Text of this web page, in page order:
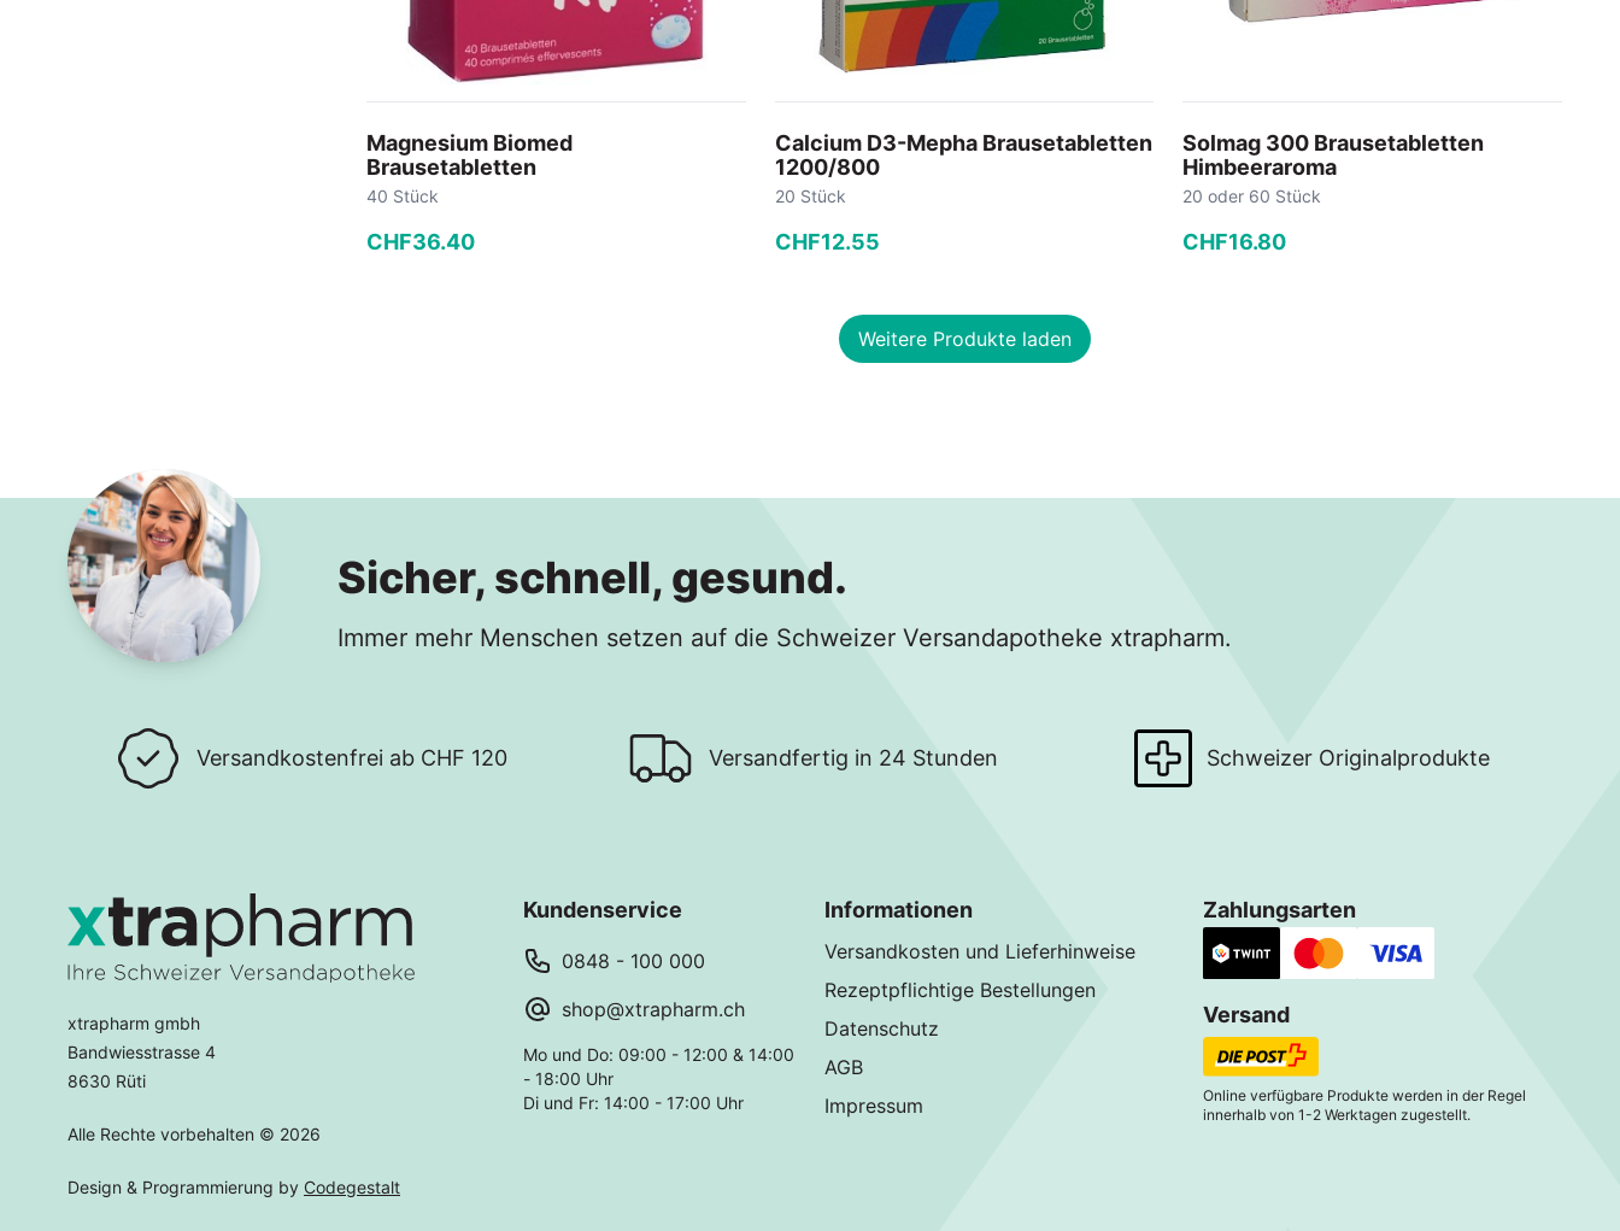
Magnesium Biomed
Brausetabletten
40 Stück
CHF36.40
Calcium D3-Mepha Brausetabletten
1200/800
20 Stück
CHF12.55
In den Warenkorb
Solmag 300 Brausetabletten
Himbeeraroma
20 oder 60 Stück
CHF16.80
Weitere Produkte laden
Sicher, schnell, gesund.
Immer mehr Menschen setzen auf die Schweizer Versandapotheke xtrapharm.
Versandkostenfrei ab CHF 120 Versandfertig in 24 Stunden Schweizer Originalprodukte
xtrapharm gmbh
Bandwiesstrasse 4
8630 Rüti
Alle Rechte vorbehalten © 2026
Design & Programmierung by Codegestalt
Kundenservice
0848 - 100 000
shop@xtrapharm.ch
Mo und Do: 09:00 - 12:00 & 14:00
- 18:00 Uhr
Di und Fr: 14:00 - 17:00 Uhr
Informationen
Versandkosten und Lieferhinweise
Rezeptpflichtige Bestellungen
Datenschutz
AGB
Impressum
Zahlungsarten
Versand
Online verfügbare Produkte werden in der Regel
innerhalb von 1-2 Werktagen zugestellt.